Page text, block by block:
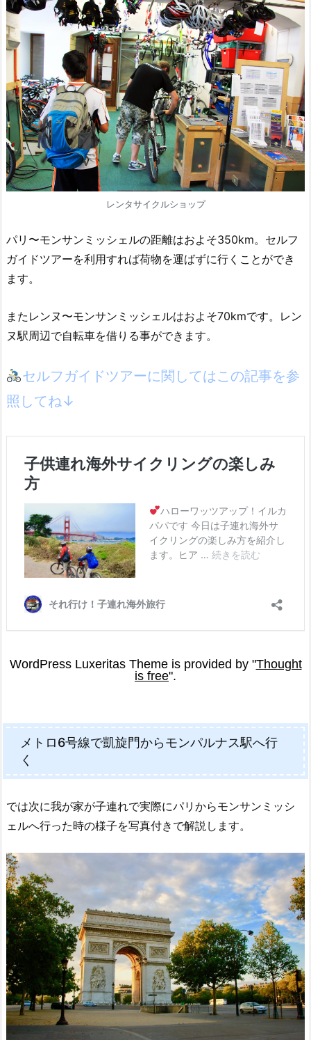
レンタサイクルショップ
パリ〜モンサンミッシェルの距離はおよそ350km。セルフ
ガイドツアーを利用すれば荷物を運ばずに行くことができ
ます。
またレンヌ〜モンサンミッシェルはおよそ70kmです。レン
ヌ駅周辺で自転車を借りる事ができます。
セルフガイドツアーに関してはこの記事を参
照してね↓
メトロ6号線で凱旋門からモンパルナス駅へ行
く
では次に我が家が子連れで実際にパリからモンサンミッシ
ェルへ行った時の様子を写真付きで解説します。